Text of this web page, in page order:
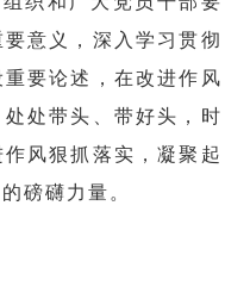
意义，深入学习贯彻
要论述，在改进作风
处带头、带好头，时
风狠抓落实，凝聚起
磅礴力量。